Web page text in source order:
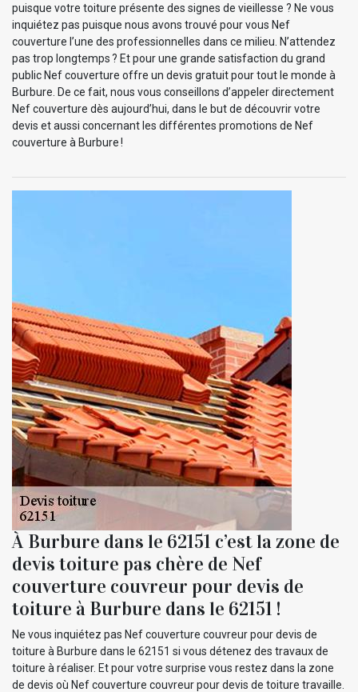
puisque votre toiture présente des signes de vieillesse ? Ne vous
inquiétez pas puisque nous avons trouvé pour vous Nef
couverture l’une des professionnelles dans ce milieu. N’attendez
pas trop longtemps ? Et pour une grande satisfaction du grand
public Nef couverture offre un devis gratuit pour tout le monde à
Burbure. De ce fait, nous vous conseillons d’appeler directement
Nef couverture dès aujourd’hui, dans le but de découvrir votre
devis et aussi concernant les différentes promotions de Nef
couverture à Burbure !
À Burbure dans le 62151 c’est la zone de
devis toiture pas chère de Nef
couverture couvreur pour devis de
toiture à Burbure dans le 62151 !
Ne vous inquiétez pas Nef couverture couvreur pour devis de
toiture à Burbure dans le 62151 si vous détenez des travaux de
toiture à réaliser. Et pour votre surprise vous restez dans la zone
de devis où Nef couverture couvreur pour devis de toiture travaille.